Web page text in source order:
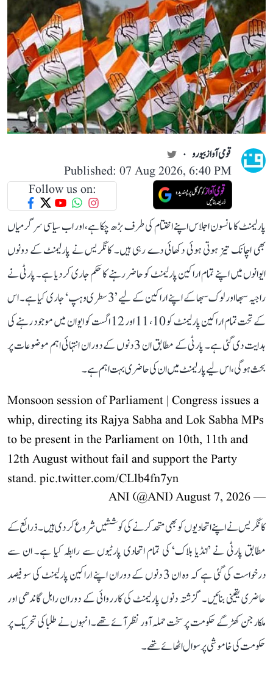
قومی آواز بیورو
Published: 07 Aug 2026, 6:40 PM
Follow us on:
پارلیمنٹ کا مانسون اجلاس اپنے اختتام کی طرف بڑھ چکا ہے، اور اب سیاسی سرگرمیاں
بھی اچانک تیز ہوتی ہوئی دکھائی دے رہی ہیں۔ کانگریس نے پارلیمنٹ کے دونوں
ایوانوں میں اپنے تمام اراکین پارلیمنٹ کو حاضر رہنے کا حکم جاری کر دیا ہے۔ پارٹی نے
راجیہ سبھا اور لوک سبھا کے اپنے اراکین کے لیے ’3 سطری وہپ‘ جاری کیا ہے۔ اس
کے تحت تمام اراکین پارلیمنٹ کو 10، 11 اور 12 اگست کو ایوان میں موجود رہنے کی
ہدایت دی گئی ہے۔ پارٹی کے مطابق ان 3 دنوں کے دوران انتہائی اہم موضوعات پر
بحث ہوگی، اس لیے پارلیمنٹ میں ان کی حاضری بہت اہم ہے۔
Monsoon session of Parliament | Congress issues a
whip, directing its Rajya Sabha and Lok Sabha MPs
to be present in the Parliament on 10th, 11th and
12th August without fail and support the Party
stand. pic.twitter.com/CLlb4fn7yn
— ANI (@ANI)
August 7, 2026
کانگریس نے اپنے اتحادیوں کو بھی متحد کرنے کی کوششیں شروع کر دی ہیں۔ ذرائع کے
مطابق پارٹی نے ’انڈیا بلاک‘ کی تمام اتحادی پارٹیوں سے رابطہ کیا ہے۔ ان سے
درخواست کی گئی ہے کہ وہ ان 3 دنوں کے دوران اپنے اراکین پارلیمنٹ کی سو فیصد
حاضری یقینی بنائیں۔ گزشتہ دنوں پارلیمنٹ کی کارروائی کے دوران راہل گاندھی اور
ملکارجن کھڑگے حکومت پر سخت حملہ آور نظر آئے تھے۔ انہوں نے طلبا کی تحریک پر
حکومت کی خاموشی پر سوال اٹھائے تھے۔